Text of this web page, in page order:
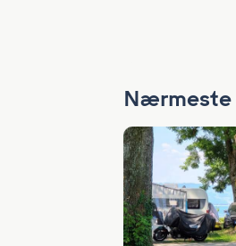
Nærmeste